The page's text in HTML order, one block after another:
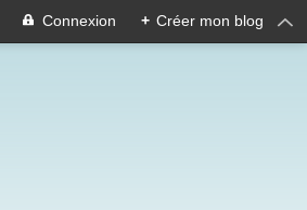
Connexion + Créer mon blog